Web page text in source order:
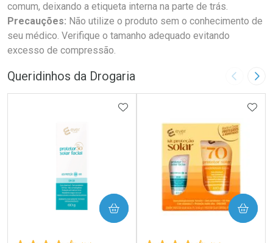
comum, deixando a etiqueta interna na parte de trás.
Precauções: Não utilize o produto sem o conhecimento de
seu médico. Verifique o tamanho adequado evitando
excesso de compressão.
Queridinhos da Drogaria Imagem
ADICIONAR AOS FAVORITOS
COMPRAR COMPRAR